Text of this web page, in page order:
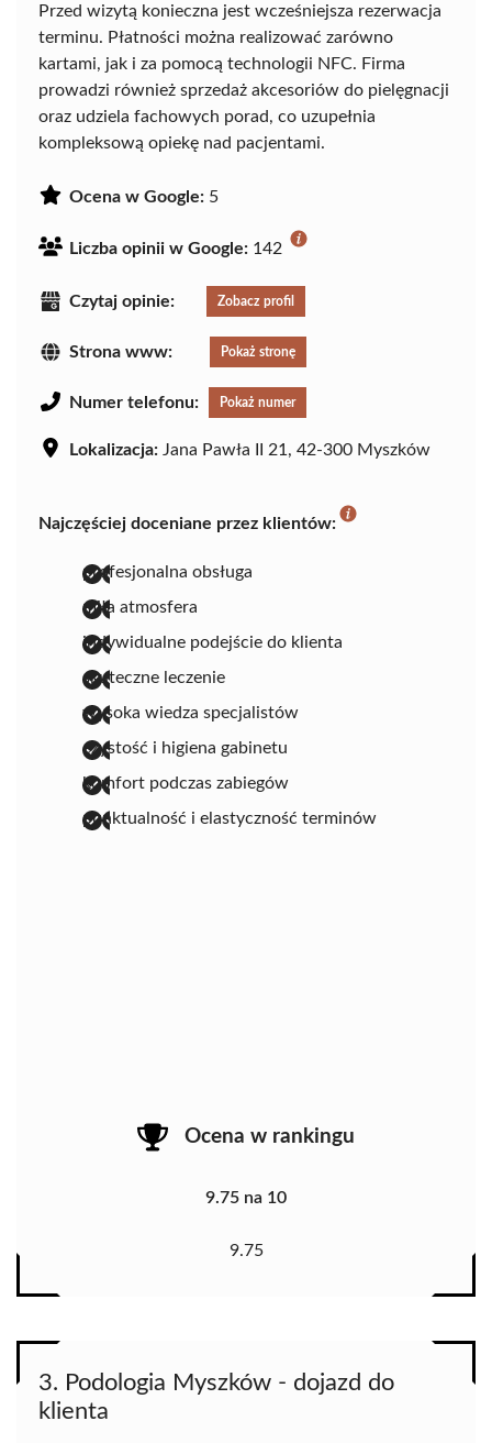
Przed wizytą konieczna jest wcześniejsza rezerwacja
terminu. Płatności można realizować zarówno
kartami, jak i za pomocą technologii NFC. Firma
prowadzi również sprzedaż akcesoriów do pielęgnacji
oraz udziela fachowych porad, co uzupełnia
kompleksową opiekę nad pacjentami.
Ocena w Google: 5
Liczba opinii w Google: 142
Czytaj opinie: Zobacz profil
Strona www: Pokaż stronę
Numer telefonu: Pokaż numer
Lokalizacja: Jana Pawła II 21, 42-300 Myszków
Najczęściej doceniane przez klientów:
profesjonalna obsługa
miła atmosfera
indywidualne podejście do klienta
skuteczne leczenie
wysoka wiedza specjalistów
czystość i higiena gabinetu
komfort podczas zabiegów
punktualność i elastyczność terminów
Ocena w rankingu
9.75 na 10
9.75
3. Podologia Myszków - dojazd do
klienta